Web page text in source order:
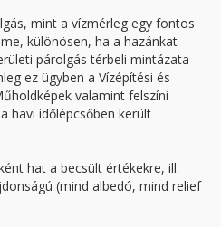
mint a vízmérleg egy fontos
különösen, ha a hazánkat
párolgás térbeli mintázata
ez ügyben a Vízépítési és
valamint felszíni
havi időlépcsőben került
hat a becsült értékekre, ill.
(mind albedó, mind relief